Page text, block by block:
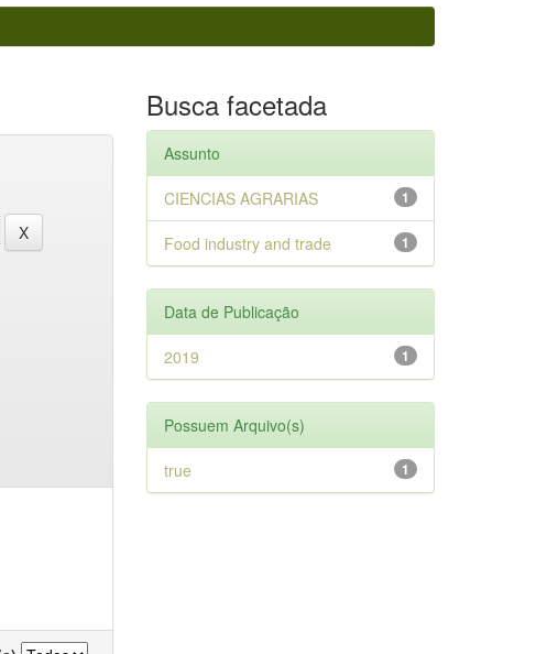
Busca facetada
Assunto
1
CIENCIAS AGRARIAS
1
Food industry and trade
Data de Publicação
1
2019
Possuem Arquivo(s)
1
true